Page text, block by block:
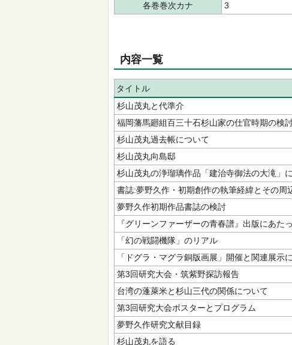
各巻巻次カナ
3
内容一覧
タイトル
杉山茂丸と代準介
福岡藩馬廻組百三十石杉山家の仕官時期の検
杉山茂丸過去帳について
杉山茂丸向島邸
杉山茂丸の浄瑠璃作品「建治寺御法の大滝」
書誌:夢野久作・初期創作の執筆経緯とその周
夢野久作初期作品書誌の検討
『グリーンファーザーの青春譜』出版にあた
「幻の戦闘機隊」のリアル
「ドグラ・マグラ銅版画展」開催と関連展示
第3回研究大会・筑紫野探訪報告
台湾の蓬萊米と杉山三代の関係について
第3回研究大会ポスターとプログラム
夢野久作研究文献目録
杉山茂丸を語る